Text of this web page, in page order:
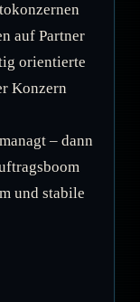
auf Partner
orientierte
Konzern
– dann
und stabile